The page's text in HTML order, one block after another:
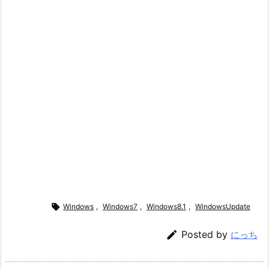
 Windows , Windows7 , Windows8.1 , WindowsUpdate
 Posted by にっち